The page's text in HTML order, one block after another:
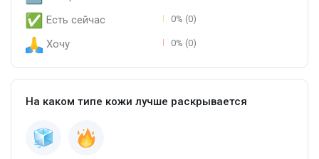
Есть сейчас 0% (0)
Хочу 0% (0)
На каком типе кожи лучше раскрывается